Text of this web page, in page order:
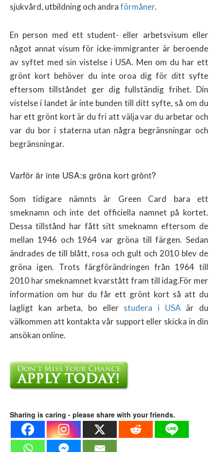
sjukvård, utbildning och andraförmåner.
En person med ett student- eller arbetsvisum eller
något annat visum för icke-immigranter är beroende
av syftet med sin vistelse i USA. Men om du har ett
grönt kort behöver du inte oroa dig för ditt syfte
eftersom tillståndet ger dig fullständig frihet. Din
vistelse i landet är inte bunden till ditt syfte, så om du
har ett grönt kort är du fri att välja var du arbetar och
var du bor i staterna utan några begränsningar och
begränsningar.
Varför är inte USA:s gröna kort grönt?
Som tidigare nämnts är Green Card bara ett
smeknamn och inte det officiella namnet på kortet.
Dessa tillstånd har fått sitt smeknamn eftersom de
mellan 1946 och 1964 var gröna till färgen. Sedan
ändrades de till blått, rosa och gult och 2010 blev de
gröna igen. Trots färgförändringen från 1964 till
2010 har smeknamnet kvarstått fram till idag.För mer
information om hur du får ett grönt kort så att du
lagligt kan arbeta, bo eller studera i USAär du
välkommen att kontakta vår support eller skicka in din
ansökan online.
Sharing is caring - please share with your friends.